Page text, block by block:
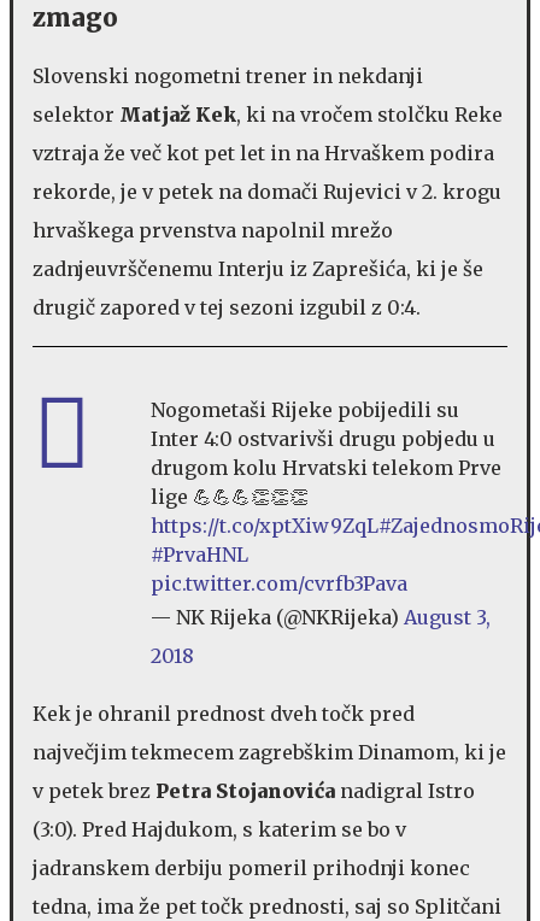
zmago
Slovenski nogometni trener in nekdanji
selektor Matjaž Kek, ki na vročem stolčku Reke
vztraja že več kot pet let in na Hrvaškem podira
rekorde, je v petek na domači Rujevici v 2. krogu
hrvaškega prvenstva napolnil mrežo
zadnjeuvrščenemu Interju iz Zaprešića, ki je še
drugič zapored v tej sezoni izgubil z 0:4.
Nogometaši Rijeke pobijedili su
Inter 4:0 ostvarivši drugu pobjedu u
drugom kolu Hrvatski telekom Prve
lige 💪💪💪👏👏👏
https://t.co/xptXiw9ZqL
#PrvaHNL
pic.twitter.com/cvrfb3Pava
— NK Rijeka (@NKRijeka) August 3,
2018
Kek je ohranil prednost dveh točk pred
največjim tekmecem zagrebškim Dinamom, ki je
v petek brez Petra Stojanovića nadigral Istro
(3:0). Pred Hajdukom, s katerim se bo v
jadranskem derbiju pomeril prihodnji konec
tedna, ima že pet točk prednosti, saj so Splitčani